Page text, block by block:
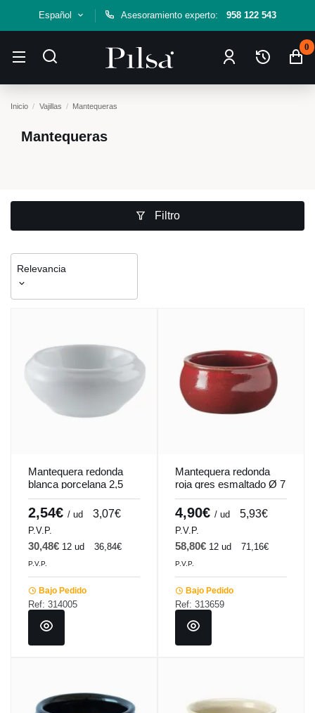
Español Asesoramiento experto: 958 122 543
0
Inicio Vajillas Mantequeras
Mantequeras
Filtro
Relevancia
Mantequera redonda
blanca porcelana 2,5
cm Ø 6,5 cm Pro.mundi
2,54€ / ud 3,07€
P.V.P.
30,48€ 12 ud 36,84€
P.V.P.
Bajo Pedido
Ref: 314005
Mantequera redonda
roja gres esmaltado Ø 7
cm Gres Couleur
Pro.mundi
4,90€ / ud 5,93€
P.V.P.
58,80€ 12 ud 71,16€
P.V.P.
Bajo Pedido
Ref: 313659